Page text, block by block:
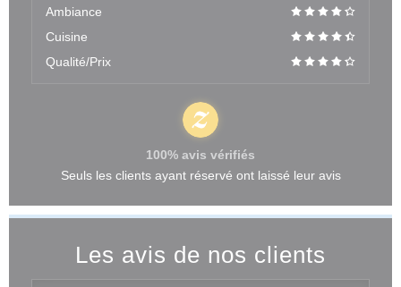
Les avis de nos clients
Ambiance
Cuisine
Qualité/Prix
100% avis vérifiés
Seuls les clients ayant réservé ont laissé leur avis